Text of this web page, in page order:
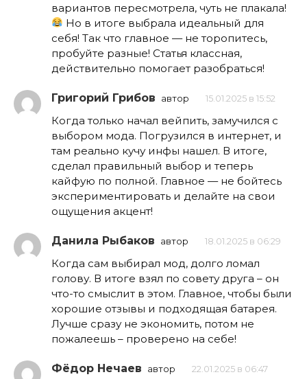
вариантов пересмотрела, чуть не плакала!
Но в итоге выбрала идеальный для
себя! Так что главное — не торопитесь,
пробуйте разные! Статья классная,
действительно помогает разобраться!
Григорий Грибов автор 15.01.2025 в 15:52
Когда только начал вейпить, замучился с
выбором мода. Погрузился в интернет, и
там реально кучу инфы нашел. В итоге,
сделал правильный выбор и теперь
кайфую по полной. Главное — не бойтесь
экспериментировать и делайте на свои
ощущения акцент!
Данила Рыбаков автор 18.01.2025 в 06:29
Когда сам выбирал мод, долго ломал
голову. В итоге взял по совету друга – он
что-то смыслит в этом. Главное, чтобы были
хорошие отзывы и подходящая батарея.
Лучше сразу не экономить, потом не
пожалеешь – проверено на себе!
Фёдор Нечаев автор 22.01.2025 в 06:47